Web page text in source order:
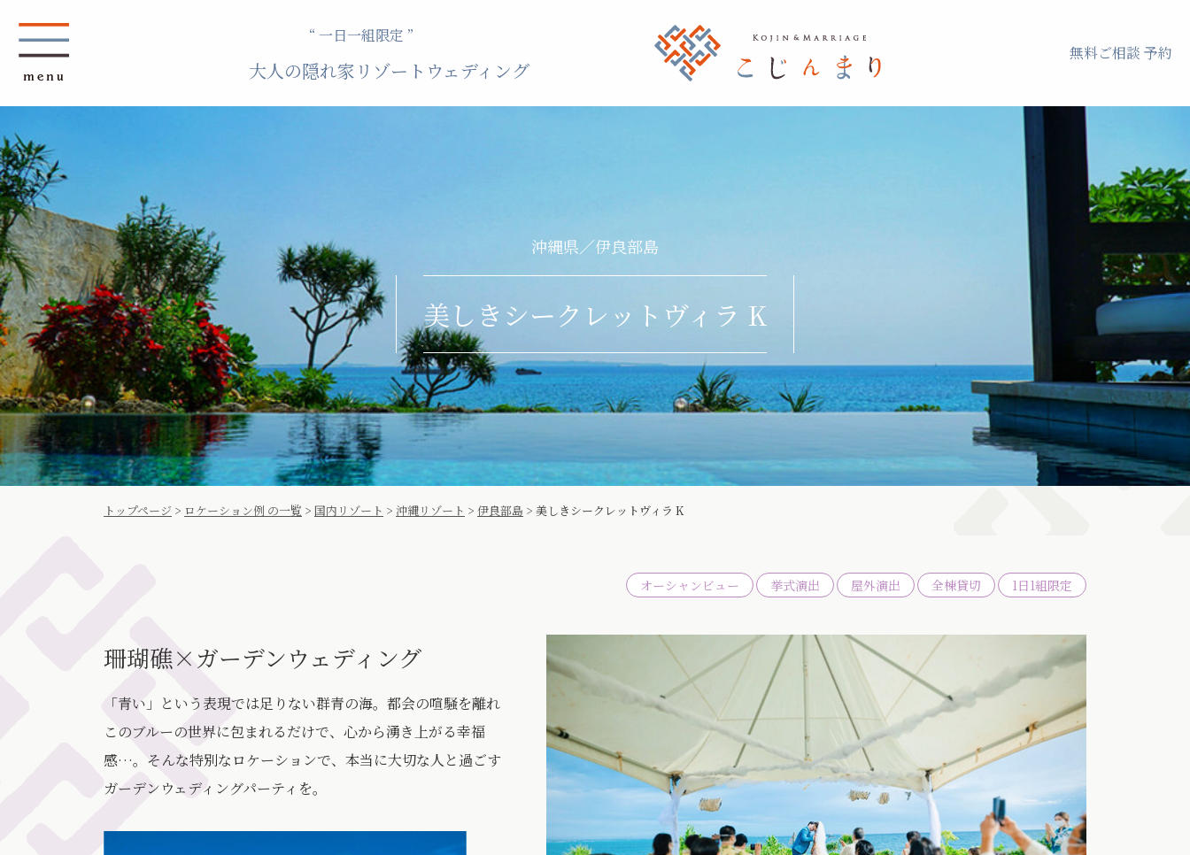
“ 一日一組限定 ”
大人の隠れ家リゾートウェディング
無料ご相談 予約
沖縄県／伊良部島
美しきシークレットヴィラ K
トップページ > ロケーション例 の一覧 > 国内リゾート > 沖縄リゾート > 伊良部島 > 美しきシークレットヴィラ K
オーシャンビュー 挙式演出 屋外演出 全棟貸切 1日1組限定
珊瑚礁×ガーデンウェディング
「青い」という表現では足りない群青の海。都会の喧騒を離れ
このブルーの世界に包まれるだけで、心から湧き上がる幸福
感…。そんな特別なロケーションで、本当に大切な人と過ごす
ガーデンウェディングパーティを。